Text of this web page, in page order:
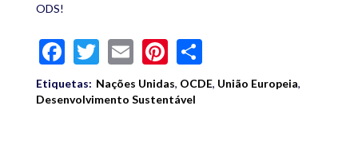
ODS!
Facebook
Twitter
EmailPinterest
Etiquetas: Nações Unidas, OCDE, União Europeia,
Desenvolvimento Sustentável